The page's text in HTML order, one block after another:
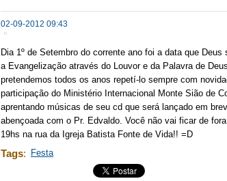
02-09-2012 09:43
Dia 1º de Setembro do corrente ano foi a data que
a Evangelização através do Louvor e da Palavra de
pretendemos todos os anos repetí-lo sempre com
participação do Ministério Internacional Monte Sião de
aprentando músicas de seu cd que será lançado em
abençoada com o Pr. Edvaldo. Você não vai ficar de
19hs na rua da Igreja Batista Fonte de Vida!! =D
Tags: Festa